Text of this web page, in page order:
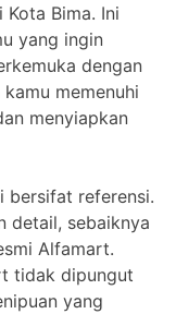
Bima. Ini
yang ingin
dengan
memenuhi
menyiapkan
bersifat referensi.
detail, sebaiknya
Alfamart.
tidak dipungut
yang